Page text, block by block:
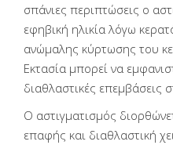
σπάνιες περιπτώσεις ο
εφηβική ηλικία λόγω
ανώμαλης κύρτωσης του
Εκτασία μπορεί να
διαθλαστικές επεμβάσεις
Ο αστιγματισμός
επαφής και διαθλαστική